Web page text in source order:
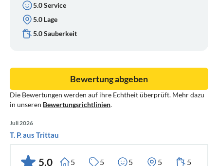
5.0 Service
5.0 Lage
5.0 Sauberkeit
Die Bewertungen werden auf ihre Echtheit überprüft. Mehr dazu
in unseren Bewertungsrichtlinien.
Bewertung abgeben
Juli 2026
T. P. aus Trittau
5,0 5 5 5 5 5